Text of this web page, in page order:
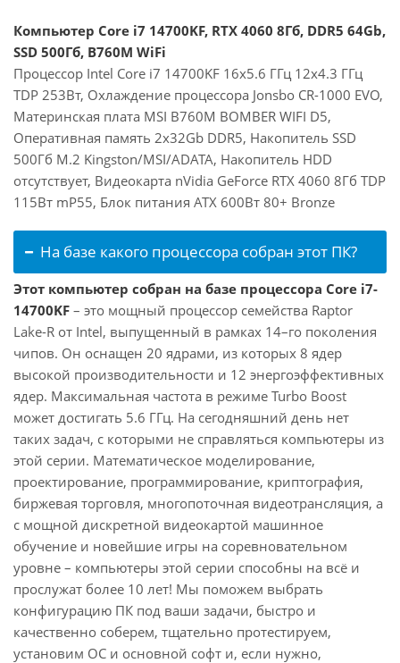
Компьютер Core i7 14700KF, RTX 4060 8Гб, DDR5 64Gb,
SSD 500Гб, B760M WiFi
Процессор Intel Core i7 14700KF 16x5.6 ГГц 12x4.3 ГГц
TDP 253Вт, Охлаждение процессора Jonsbo CR-1000 EVO,
Материнская плата MSI B760M BOMBER WIFI D5,
Оперативная память 2x32Gb DDR5, Накопитель SSD
500Гб M.2 Kingston/MSI/ADATA, Накопитель HDD
отсутствует, Видеокарта nVidia GeForce RTX 4060 8Гб TDP
115Вт mP55, Блок питания ATX 600Вт 80+ Bronze
На базе какого процессора собран этот ПК?
Этот компьютер собран на базе процессора Core i7-
14700KF – это мощный процессор семейства Raptor
Lake-R от Intel, выпущенный в рамках 14–го поколения
чипов. Он оснащен 20 ядрами, из которых 8 ядер
высокой производительности и 12 энергоэффективных
ядер. Максимальная частота в режиме Turbo Boost
может достигать 5.6 ГГц. На сегодняшний день нет
таких задач, с которыми не справляться компьютеры из
этой серии. Математическое моделирование,
проектирование, программирование, криптография,
биржевая торговля, многопоточная видеотрансляция, а
с мощной дискретной видеокартой машинное
обучение и новейшие игры на соревновательном
уровне – компьютеры этой серии способны на всё и
прослужат более 10 лет! Мы поможем выбрать
конфигурацию ПК под ваши задачи, быстро и
качественно соберем, тщательно протестируем,
установим ОС и основной софт и, если нужно,